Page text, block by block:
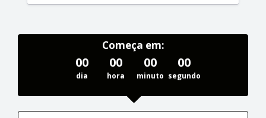
Começa em:
00
dia
00
hora
00
minuto
00
segundo